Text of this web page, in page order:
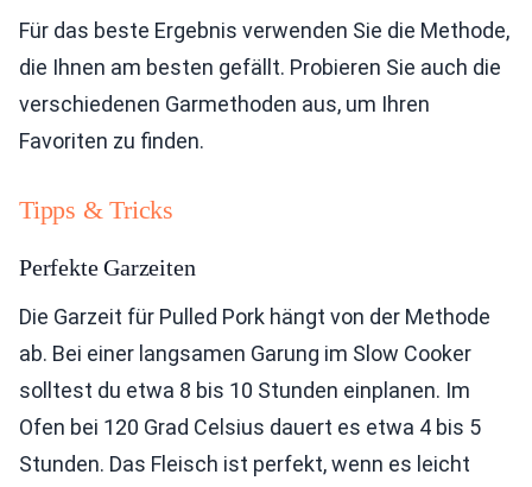
Für das beste Ergebnis verwenden Sie die Methode,
die Ihnen am besten gefällt. Probieren Sie auch die
verschiedenen Garmethoden aus, um Ihren
Favoriten zu finden.
Tipps & Tricks
Perfekte Garzeiten
Die Garzeit für Pulled Pork hängt von der Methode
ab. Bei einer langsamen Garung im Slow Cooker
solltest du etwa 8 bis 10 Stunden einplanen. Im
Ofen bei 120 Grad Celsius dauert es etwa 4 bis 5
Stunden. Das Fleisch ist perfekt, wenn es leicht